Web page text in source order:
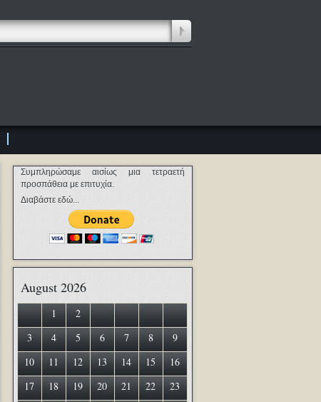
Συμπληρώσαμε αισίως μια τετραετή
προσπάθεια με επιτυχία.
Διαβάστε εδώ...
August 2026
1
2
3
4 5 6 7 8
9
10
11 12 13 14 15
16
17
18 19 20 21 22
23